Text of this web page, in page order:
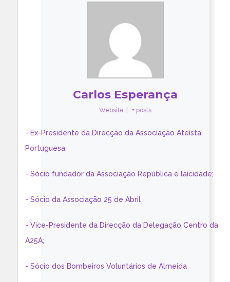
Carlos Esperança
Website + posts
- Ex-Presidente da Direcção da Associação Ateísta
Portuguesa
- Sócio fundador da Associação República e laicidade;
- Sócio da Associação 25 de Abril
- Vice-Presidente da Direcção da Delegação Centro da
A25A;
- Sócio dos Bombeiros Voluntários de Almeida